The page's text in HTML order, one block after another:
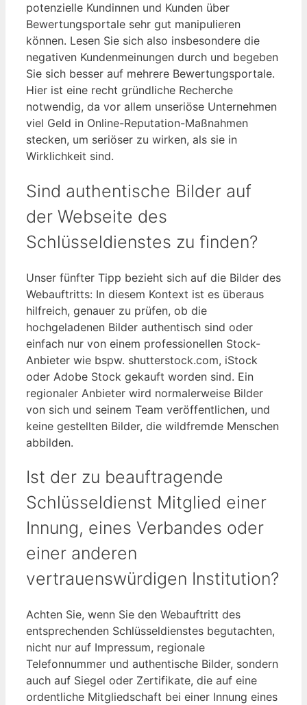
potenzielle Kundinnen und Kunden über
Bewertungsportale sehr gut manipulieren
können. Lesen Sie sich also insbesondere die
negativen Kundenmeinungen durch und begeben
Sie sich besser auf mehrere Bewertungsportale.
Hier ist eine recht gründliche Recherche
notwendig, da vor allem unseriöse Unternehmen
viel Geld in Online-Reputation-Maßnahmen
stecken, um seriöser zu wirken, als sie in
Wirklichkeit sind.
Sind authentische Bilder auf
der Webseite des
Schlüsseldienstes zu finden?
Unser fünfter Tipp bezieht sich auf die Bilder des
Webauftritts: In diesem Kontext ist es überaus
hilfreich, genauer zu prüfen, ob die
hochgeladenen Bilder authentisch sind oder
einfach nur von einem professionellen Stock-
Anbieter wie bspw. shutterstock.com, iStock
oder Adobe Stock gekauft worden sind. Ein
regionaler Anbieter wird normalerweise Bilder
von sich und seinem Team veröffentlichen, und
keine gestellten Bilder, die wildfremde Menschen
abbilden.
Ist der zu beauftragende
Schlüsseldienst Mitglied einer
Innung, eines Verbandes oder
einer anderen
vertrauenswürdigen Institution?
Achten Sie, wenn Sie den Webauftritt des
entsprechenden Schlüsseldienstes begutachten,
nicht nur auf Impressum, regionale
Telefonnummer und authentische Bilder, sondern
auch auf Siegel oder Zertifikate, die auf eine
ordentliche Mitgliedschaft bei einer Innung eines